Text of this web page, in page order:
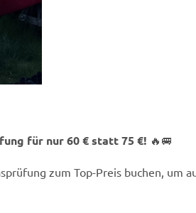
für nur 60 € statt 75 €! 🔥🚐
zum Top-Preis buchen, um